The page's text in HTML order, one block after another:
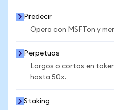
Predecir
Opera con MSFTon y
Perpetuos
Largos o cortos en
hasta 50x.
Staking